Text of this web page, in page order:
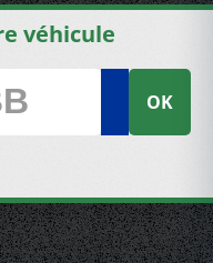
véhicule
OK